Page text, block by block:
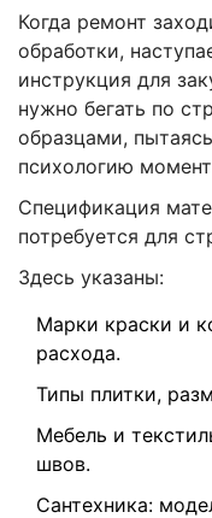
Когда ремонт
обработки,
инструкция для
нужно бегать по
образцами,
психологию
Спецификация
потребуется для
Здесь указаны:
Марки краски и
расхода.
Типы плитки,
Мебель и
швов.
Сантехника: